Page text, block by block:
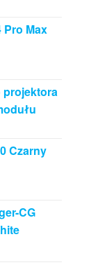
Max
projektora
Czarny
CG